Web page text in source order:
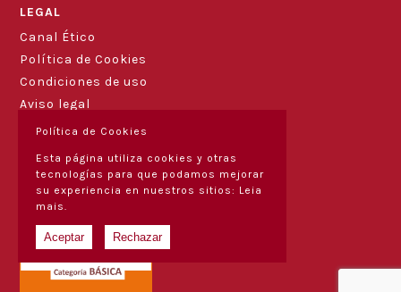
LEGAL
Canal Ético
Política de Cookies
Condiciones de uso
Aviso legal
Política de Cookies
Esta página utiliza cookies y otras
tecnologías para que podamos mejorar
su experiencia en nuestros sitios: Leia
mais.
Aceptar Rechazar